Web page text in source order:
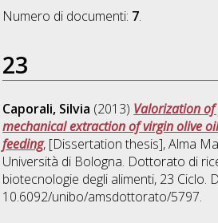
Numero di documenti: 7.
23
Caporali, Silvia (2013) Valorization
mechanical extraction of virgin olive
feeding, [Dissertation thesis], Alma
Università di Bologna. Dottorato di
biotecnologie degli alimenti, 23 Ciclo.
10.6092/unibo/amsdottorato/5797.